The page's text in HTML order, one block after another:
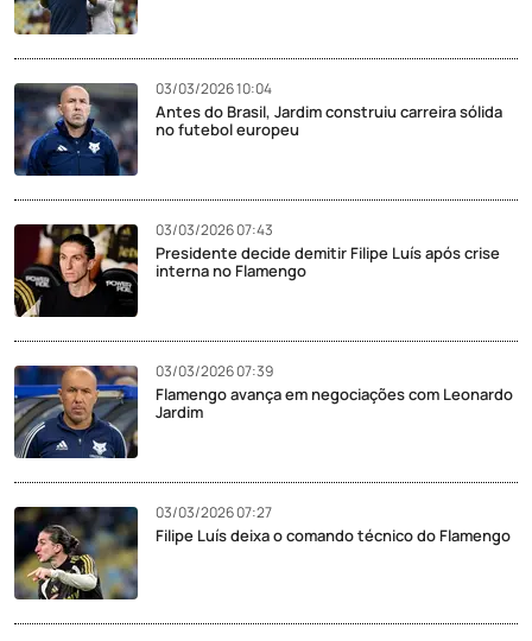
03/03/2026 10:04
Antes do Brasil, Jardim construiu carreira sólida
no futebol europeu
03/03/2026 07:43
Presidente decide demitir Filipe Luís após crise
interna no Flamengo
03/03/2026 07:39
Flamengo avança em negociações com Leonardo
Jardim
03/03/2026 07:27
Filipe Luís deixa o comando técnico do Flamengo